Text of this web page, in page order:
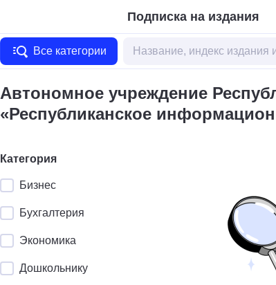
Подписка на издания
Все категории
Автономное учреждение
«Республиканское
Категория
Бизнес
Бухгалтерия
Экономика
Дошкольнику